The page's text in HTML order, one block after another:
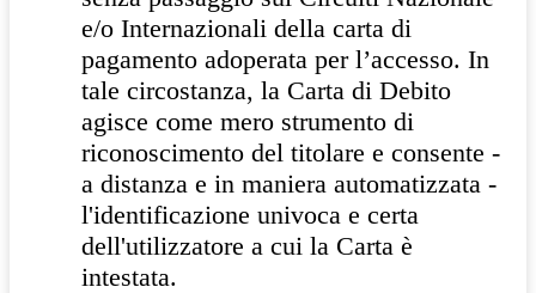
e/o Internazionali della carta di
pagamento adoperata per l’accesso. In
tale circostanza, la Carta di Debito
agisce come mero strumento di
riconoscimento del titolare e consente -
a distanza e in maniera automatizzata -
l'identificazione univoca e certa
dell'utilizzatore a cui la Carta è
intestata.